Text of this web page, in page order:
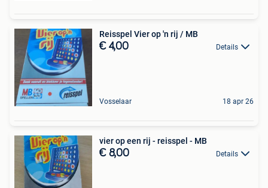
Reisspel Vier op 'n rij / MB
€ 4,00 Details
Vosselaar 18 apr 26
vier op een rij - reisspel - MB
€ 8,00 Details